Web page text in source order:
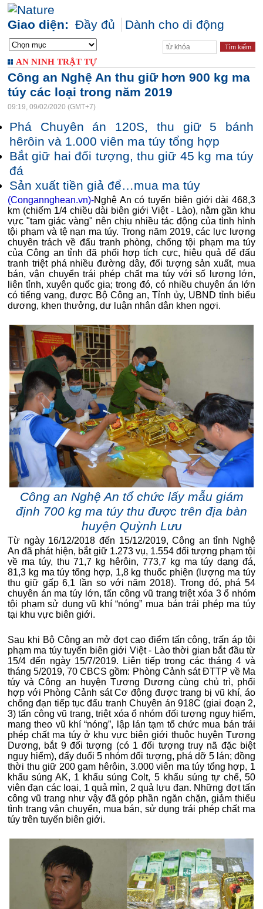
Giao diện: Đầy đủ Dành cho di động
AN NINH TRẬT TỰ
Công an Nghệ An thu giữ hơn 900 kg ma
túy các loại trong năm 2019
09:19, 09/02/2020 (GMT+7)
Phá Chuyên án 120S, thu giữ 5 bánh
hêrôin và 1.000 viên ma túy tổng hợp
Bắt giữ hai đối tượng, thu giữ 45 kg ma túy
đá
Sản xuất tiền giả để…mua ma túy
(Congannghean.vn)-Nghệ An có tuyến biên giới dài 468,3
km (chiếm 1/4 chiều dài biên giới Việt - Lào), nằm gần khu
vực "tam giác vàng" nên chịu nhiều tác động của tình hình
tội phạm và tệ nạn ma túy. Trong năm 2019, các lực lượng
chuyên trách về đấu tranh phòng, chống tội phạm ma túy
của Công an tỉnh đã phối hợp tích cực, hiệu quả để đấu
tranh triệt phá nhiều đường dây, đối tượng sản xuất, mua
bán, vận chuyển trái phép chất ma túy với số lượng lớn,
liên tỉnh, xuyên quốc gia; trong đó, có nhiều chuyên án lớn
có tiếng vang, được Bộ Công an, Tỉnh ủy, UBND tỉnh biểu
dương, khen thưởng, dư luận nhân dân khen ngợi.
Công an Nghệ An tổ chức lấy mẫu giám
định 700 kg ma túy thu được trên địa bàn
huyện Quỳnh Lưu
Từ ngày 16/12/2018 đến 15/12/2019, Công an tỉnh Nghệ
An đã phát hiện, bắt giữ 1.273 vụ, 1.554 đối tượng phạm tội
về ma túy, thu 71,7 kg hêrôin, 773,7 kg ma túy dạng đá,
81,3 kg ma túy tổng hợp, 1,8 kg thuốc phiện (lượng ma túy
thu giữ gấp 6,1 lần so với năm 2018). Trong đó, phá 54
chuyên án ma túy lớn, tấn công vũ trang triệt xóa 3 ổ nhóm
tội phạm sử dụng vũ khí “nóng” mua bán trái phép ma túy
tại khu vực biên giới.
Sau khi Bộ Công an mở đợt cao điểm tấn công, trấn áp tội
phạm ma túy tuyến biên giới Việt - Lào thời gian bắt đầu từ
15/4 đến ngày 15/7/2019. Liên tiếp trong các tháng 4 và
tháng 5/2019, 70 CBCS gồm: Phòng Cảnh sát ĐTTP về Ma
túy và Công an huyện Tương Dương cùng chủ trì, phối
hợp với Phòng Cảnh sát Cơ động được trang bị vũ khí, áo
chống đạn tiếp tục đấu tranh Chuyên án 918C (giai đoạn 2,
3) tấn công vũ trang, triệt xóa ổ nhóm đối tượng nguy hiểm,
mang theo vũ khí “nóng”, lập lán tạm tổ chức mua bán trái
phép chất ma túy ở khu vực biên giới thuộc huyện Tương
Dương, bắt 9 đối tượng (có 1 đối tượng truy nã đặc biệt
nguy hiểm), đẩy đuổi 5 nhóm đối tượng, phá dỡ 5 lán; đồng
thời thu giữ 200 gam hêrôin, 3.000 viên ma túy tổng hợp, 1
khẩu súng AK, 1 khẩu súng Colt, 5 khẩu súng tự chế, 50
viên đạn các loại, 1 quả mìn, 2 quả lựu đạn. Những đợt tấn
công vũ trang như vậy đã góp phần ngăn chặn, giảm thiểu
tình trạng vận chuyển, mua bán, sử dụng trái phép chất ma
túy trên tuyến biên giới.